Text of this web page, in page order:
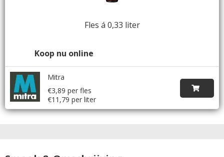
Fles á 0,33 liter
Koop nu online
Mitra
€3,89 per fles
€11,79 per liter